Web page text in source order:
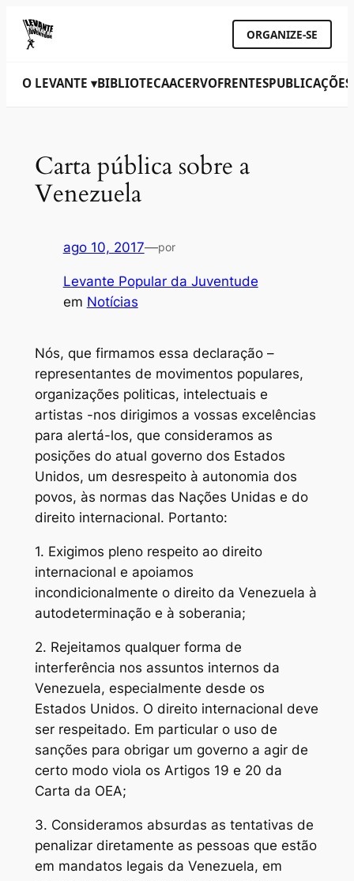
ORGANIZE-SE
O LEVANTE ▾BIBLIOTECAACERVOFRENTESPUBLICAÇÕES
Carta pública sobre a
Venezuela
ago 10, 2017—por
Levante Popular da Juventude
em Notícias
Nós, que firmamos essa declaração –
representantes de movimentos populares,
organizações politicas, intelectuais e
artistas -nos dirigimos a vossas excelências
para alertá-los, que consideramos as
posições do atual governo dos Estados
Unidos, um desrespeito à autonomia dos
povos, às normas das Nações Unidas e do
direito internacional. Portanto:
1. Exigimos pleno respeito ao direito
internacional e apoiamos
incondicionalmente o direito da Venezuela à
autodeterminação e à soberania;
2. Rejeitamos qualquer forma de
interferência nos assuntos internos da
Venezuela, especialmente desde os
Estados Unidos. O direito internacional deve
ser respeitado. Em particular o uso de
sanções para obrigar um governo a agir de
certo modo viola os Artigos 19 e 20 da
Carta da OEA;
3. Consideramos absurdas as tentativas de
penalizar diretamente as pessoas que estão
em mandatos legais da Venezuela, em